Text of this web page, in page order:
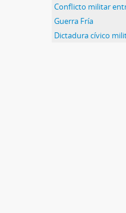
Guerra Fría
Dictadura cívico